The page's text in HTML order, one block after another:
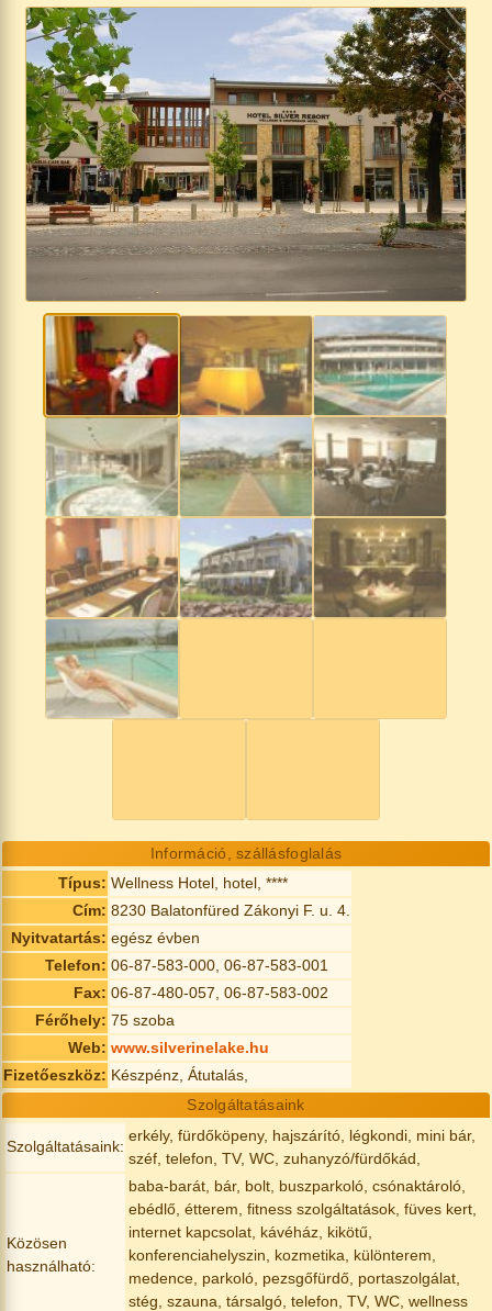
Információ, szállásfoglalás
Típus: Wellness Hotel, hotel, ****
Cím: 8230 Balatonfüred Zákonyi F. u. 4.
Nyitvatartás: egész évben
Telefon: 06-87-583-000, 06-87-583-001
Fax: 06-87-480-057, 06-87-583-002
Férőhely: 75 szoba
Web: www.silverinelake.hu
Fizetőeszköz: Készpénz, Átutalás,
Szolgáltatásaink
Szolgáltatásaink:
erkély, fürdőköpeny, hajszárító, légkondi, mini bár,
széf, telefon, TV, WC, zuhanyzó/fürdőkád,
Közösen
használható:
baba-barát, bár, bolt, buszparkoló, csónaktároló,
ebédlő, étterem, fitness szolgáltatások, füves kert,
internet kapcsolat, kávéház, kikötű,
konferenciahelyszin, kozmetika, különterem,
medence, parkoló, pezsgőfürdő, portaszolgálat,
stég, szauna, társalgó, telefon, TV, WC, wellness